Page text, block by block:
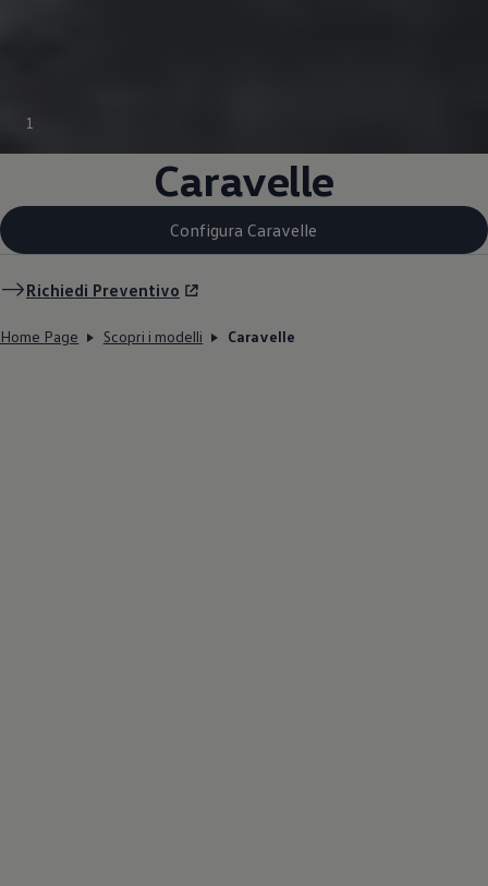
1
Caravelle
Configura Caravelle
Richiedi Preventivo
Home Page Scopri i modelli Caravelle